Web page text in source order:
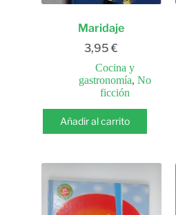
Maridaje
3,95€
Cocina y
gastronomía,No
ficción
Añadir al carrito